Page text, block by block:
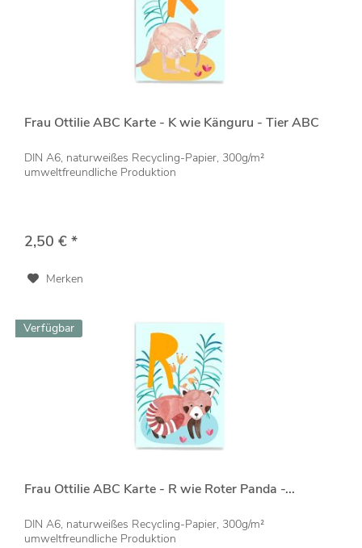
Frau Ottilie ABC Karte - K wie Känguru - Tier ABC
DIN A6, naturweißes Recycling-Papier, 300g/m²
umweltfreundliche Produktion
2,50 € *
Merken
Verfügbar
Frau Ottilie ABC Karte - R wie Roter Panda -...
DIN A6, naturweißes Recycling-Papier, 300g/m²
umweltfreundliche Produktion